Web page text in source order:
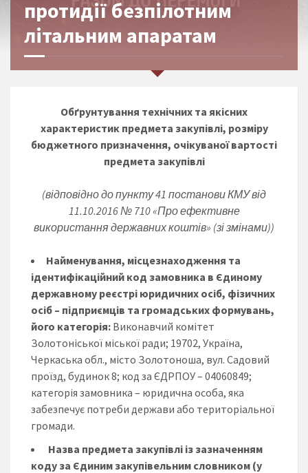
протидії безпілотним
літальним апаратам
Обґрунтування технічних та якісних
характеристик предмета закупівлі, розміру
бюджетного призначення, очікуваної вартості
предмета закупівлі
(відповідно до пункту 41 постанови КМУ від
11.10.2016 № 710 «Про ефективне
використання державних коштів» (зі змінами))
Найменування, місцезнаходження та
ідентифікаційний код замовника в Єдиному
державному реєстрі юридичних осіб, фізичних
осіб – підприємців та громадських формувань,
його категорія: Виконавчий комітет
Золотоніської міської ради; 19702, Україна,
Черкаська обл., місто Золотоноша, вул. Садовий
проїзд, будинок 8; код за ЄДРПОУ – 04060849;
категорія замовника – юридична особа, яка
забезпечує потреби держави або територіальної
громади.
Назва предмета закупівлі із зазначенням
коду за Єдиним закупівельним словником (у